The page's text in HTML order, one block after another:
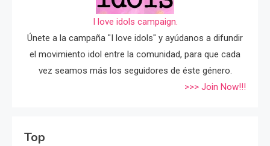
I love idols campaign.
Únete a la campaña "I love idols" y ayúdanos a difundir
el movimiento idol entre la comunidad, para que cada
vez seamos más los seguidores de éste género.
>>> Join Now!!!
Top